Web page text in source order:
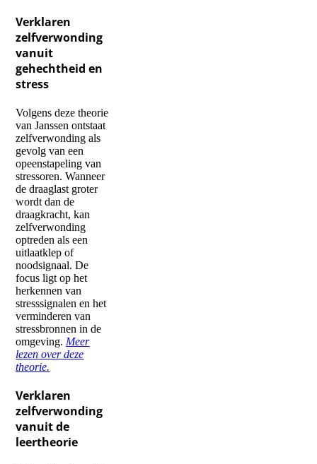
Verklaren
zelfverwonding
vanuit
gehechtheid en
stress
Volgens deze theorie
van Janssen ontstaat
zelfverwonding als
gevolg van een
opeenstapeling van
stressoren. Wanneer
de draaglast groter
wordt dan de
draagkracht, kan
zelfverwonding
optreden als een
uitlaatklep of
noodsignaal. De
focus ligt op het
herkennen van
stresssignalen en het
verminderen van
stressbronnen in de
omgeving. Meer
lezen over deze
theorie.
Verklaren
zelfverwonding
vanuit de
leertheorie